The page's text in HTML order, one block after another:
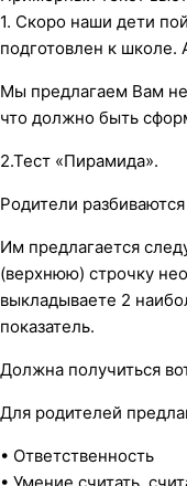
1. Скоро наши дети
подготовлен к школе.
Мы предлагаем Вам
что должно быть
2.Тест «Пирамида».
Родители
Им предлагается
(верхнюю) строчку
выкладываете 2
показатель.
Должна получиться
Для родителей
• Ответственность